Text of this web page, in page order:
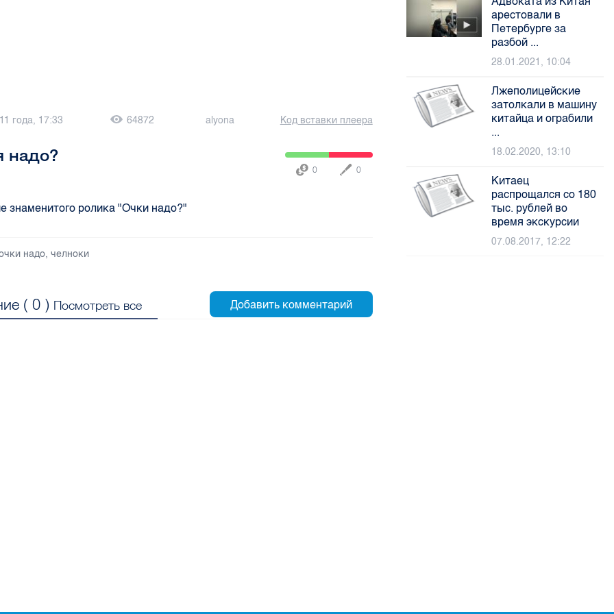
года, 17:33 64872 alyona Код вставки плеера
надо?
0 0
знаменитого ролика "Очки надо?"
надо,челноки
(0 ) Посмотреть все
арестовали в
Петербурге за
разбой ...
28.01.2021, 10:04
Лжеполицейские
затолкали в машину
китайца и ограбили
...
18.02.2020, 13:10
Китаец
распрощался со 180
тыс. рублей во
время экскурсии
07.08.2017, 12:22